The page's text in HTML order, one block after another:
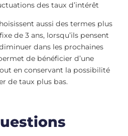
des taux d’intérêt
aussi des termes plus
de 3 ans, lorsqu’ils pensent
dans les prochaines
de bénéficier d’une
en conservant la possibilité
de taux plus bas.